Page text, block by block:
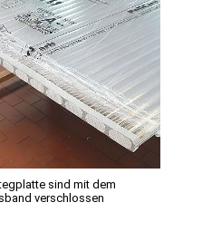
sind mit dem
verschlossen